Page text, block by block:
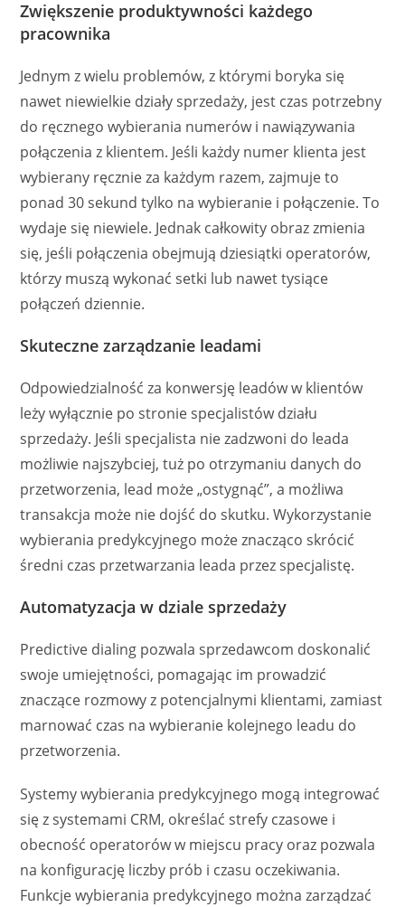
Zwiększenie produktywności każdego
pracownika
Jednym z wielu problemów, z którymi boryka się
nawet niewielkie działy sprzedaży, jest czas potrzebny
do ręcznego wybierania numerów i nawiązywania
połączenia z klientem. Jeśli każdy numer klienta jest
wybierany ręcznie za każdym razem, zajmuje to
ponad 30 sekund tylko na wybieranie i połączenie. To
wydaje się niewiele. Jednak całkowity obraz zmienia
się, jeśli połączenia obejmują dziesiątki operatorów,
którzy muszą wykonać setki lub nawet tysiące
połączeń dziennie.
Skuteczne zarządzanie leadami
Odpowiedzialność za konwersję leadów w klientów
leży wyłącznie po stronie specjalistów działu
sprzedaży. Jeśli specjalista nie zadzwoni do leada
możliwie najszybciej, tuż po otrzymaniu danych do
przetworzenia, lead może „ostygnąć”, a możliwa
transakcja może nie dojść do skutku. Wykorzystanie
wybierania predykcyjnego może znacząco skrócić
średni czas przetwarzania leada przez specjalistę.
Automatyzacja w dziale sprzedaży
Predictive dialing pozwala sprzedawcom doskonalić
swoje umiejętności, pomagając im prowadzić
znaczące rozmowy z potencjalnymi klientami, zamiast
marnować czas na wybieranie kolejnego leadu do
przetworzenia.
Systemy wybierania predykcyjnego mogą integrować
się z systemami CRM, określać strefy czasowe i
obecność operatorów w miejscu pracy oraz pozwala
na konfigurację liczby prób i czasu oczekiwania.
Funkcje wybierania predykcyjnego można zarządzać